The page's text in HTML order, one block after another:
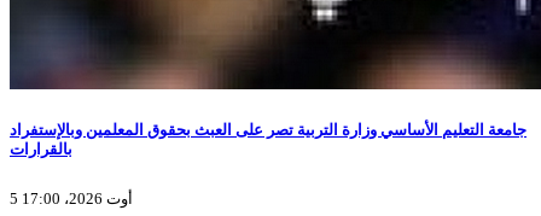
جامعة التعليم الأساسي وزارة التربية تصر على العبث بحقوق المعلمين وبالإستفراد
بالقرارات
5 أوت 2026، 17:00